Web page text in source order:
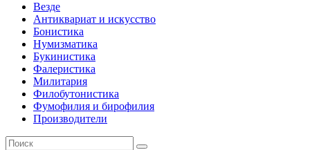
Везде
Антиквариат и искусство
Бонистика
Нумизматика
Букинистика
Фалеристика
Милитария
Филобутонистика
Фумофилия и бирофилия
Производители